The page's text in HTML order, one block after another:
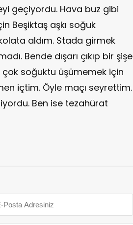
geçiyordu. Hava buz gibi
Beşiktaş aşkı soğuk
aldım. Stada girmek
Bende dışarı çıkıp bir şişe
soğuktu üşümemek için
içtim. Öyle maçı seyrettim.
Ben ise tezahürat